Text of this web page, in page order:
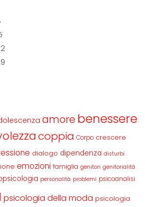
amore benessere
coppia Corpo crescere
dialogo dipendenza disturbi
emozioni famiglia genitori genitorialità
personalità problemi psicoanalisi
psicologia della moda psicologia